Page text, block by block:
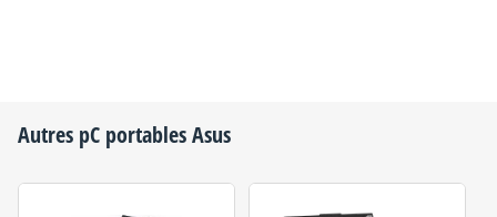
Autres pC portablesAsus